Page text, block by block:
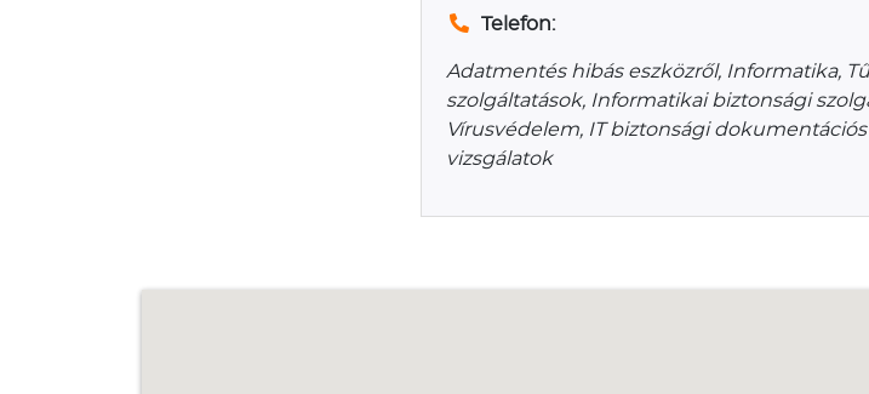
Telefon:
Adatmentés hibás eszközről, Informatika,
szolgáltatások, Informatikai biztonsági
Vírusvédelem, IT biztonsági
vizsgálatok